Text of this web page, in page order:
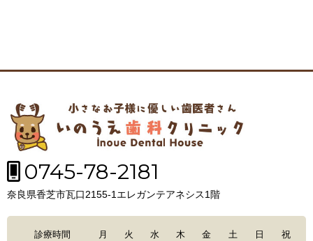
0745-78-2181
奈良県香芝市瓦口2155-1エレガンテアネシス1階
診療時間 月 火 水 木 金 土 日 祝